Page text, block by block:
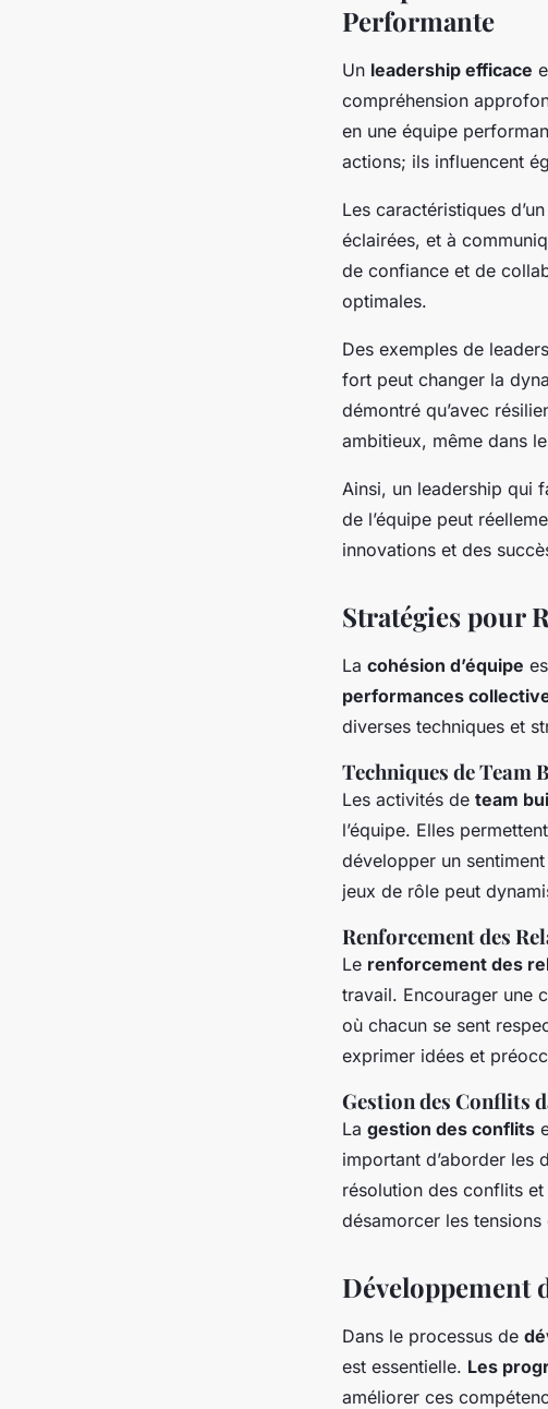
Performante
Un leadership efficace
compréhension
en une équipe
actions; ils influencent
Les caractéristiques
éclairées, et à
de confiance et de
optimales.
Des exemples de
fort peut changer la
démontré qu’avec
ambitieux, même dans
Ainsi, un leadership qui
de l’équipe peut
innovations et des
Stratégies pour
La cohésion d’équipe
performances
diverses techniques et
Techniques de Team
Les activités de team
l’équipe. Elles
développer un
jeux de rôle peut
Renforcement des
Le renforcement des
travail. Encourager une
où chacun se sent
exprimer idées et
Gestion des Conflits
La gestion des conflits
important d’aborder les
résolution des conflits
désamorcer les
Développement
Dans le processus de
est essentielle. Les
améliorer ces